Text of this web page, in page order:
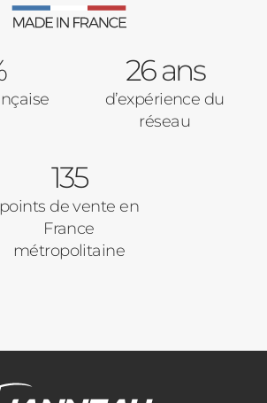
Portail
26 ans
d’expérience du
réseau
135
points de vente en
France
métropolitaine